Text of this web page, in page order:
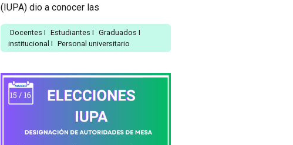
(IUPA) dio a conocer las
Docentes I Estudiantes I Graduados I
institucional I Personal universitario